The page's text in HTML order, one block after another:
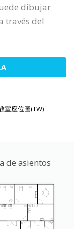
dibujar
través del
室座位圖(TW)
de asientos